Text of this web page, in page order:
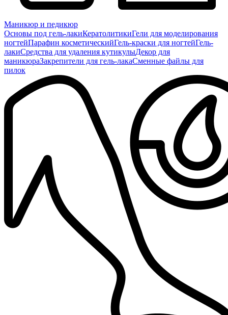
Маникюр и педикюр
Основы под гель-лакиКератолитикиГели для моделирования
ногтейПарафин косметическийГель-краски для ногтейГель-
лакиСредства для удаления кутикулыДекор для
маникюраЗакрепители для гель-лакаСменные файлы для
пилок